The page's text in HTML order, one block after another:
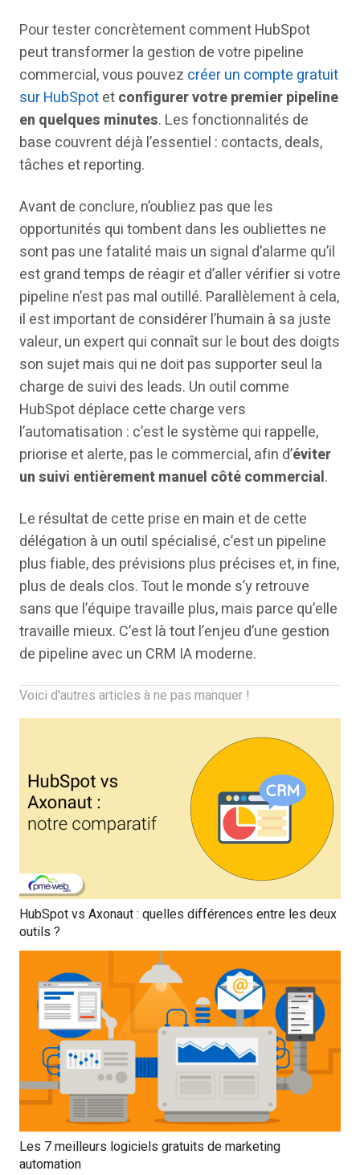
Pour tester concrètement comment HubSpot
peut transformer la gestion de votre pipeline
commercial, vous pouvez créer un compte gratuit
sur HubSpotetconfigurer votre premier pipeline
en quelques minutes. Les fonctionnalités de
base couvrent déjà l’essentiel : contacts, deals,
tâches et reporting.
Avant de conclure, n’oubliez pas que les
opportunités qui tombent dans les oubliettes ne
sont pas une fatalité mais un signal d’alarme qu’il
est grand temps de réagir et d’aller vérifier si votre
pipeline n’est pas mal outillé. Parallèlement à cela,
il est important de considérer l’humain à sa juste
valeur, un expert qui connaît sur le bout des doigts
son sujet mais qui ne doit pas supporter seul la
charge de suivi des leads. Un outil comme
HubSpot déplace cette charge vers
l’automatisation : c’est le système qui rappelle,
priorise et alerte, pas le commercial, afin d’éviter
un suivi entièrement manuel côté commercial.
Le résultat de cette prise en main et de cette
délégation à un outil spécialisé, c’est un pipeline
plus fiable, des prévisions plus précises et, in fine,
plus de deals clos. Tout le monde s’y retrouve
sans que l’équipe travaille plus, mais parce qu’elle
travaille mieux. C’est là tout l’enjeu d’une gestion
de pipeline avec un CRM IA moderne.
Voici d'autres articles à ne pas manquer !
HubSpot vs Axonaut : quelles différences entre les deux
outils ?
Les 7 meilleurs logiciels gratuits de marketing
automation